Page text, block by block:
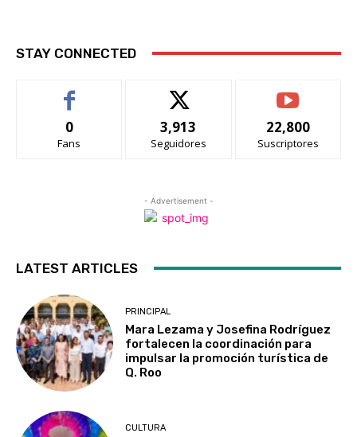
STAY CONNECTED
0
Fans
3,913
Seguidores
22,800
Suscriptores
- Advertisement -
LATEST ARTICLES
PRINCIPAL
Mara Lezama y Josefina Rodríguez
fortalecen la coordinación para
impulsar la promoción turística de
Q. Roo
CULTURA